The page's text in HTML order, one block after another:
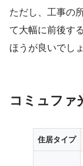
ただし、 工事の
て大幅に前後する
ほうが良いでしょ
コミュファ
住居タイプ